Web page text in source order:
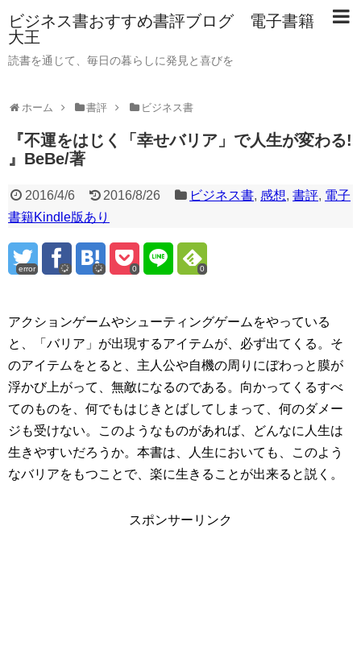
ビジネス書おすすめ書評ブログ 電子書籍
大王
読書を通じて、毎日の暮らしに発見と喜びを
ホーム 書評 ビジネス書
『不運をはじく「幸せバリア」で人生が変わる!
』BeBe/著
2016/4/6 2016/8/26 ビジネス書,感想,書評, 電子
書籍Kindle版あり
error 0 0
アクションゲームやシューティングゲームをやっている
と、「バリア」が出現するアイテムが、必ず出てくる。そ
のアイテムをとると、主人公や自機の周りにぼわっと膜が
浮かび上がって、無敵になるのである。向かってくるすべ
てのものを、何でもはじきとばしてしまって、何のダメー
ジも受けない。このようなものがあれば、どんなに人生は
生きやすいだろうか。本書は、人生においても、このよう
なバリアをもつことで、楽に生きることが出来ると説く。
スポンサーリンク